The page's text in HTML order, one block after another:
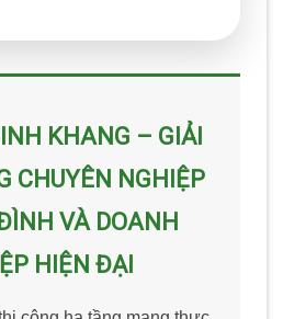
KHANG – GIẢI
CHUYÊN NGHIỆP
VÀ DOANH
HIỆN ĐẠI